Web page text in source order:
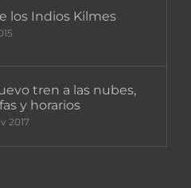
los Indios Kilmes
tren a las nubes,
y horarios
2017